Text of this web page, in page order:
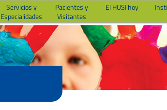
Servicios y
Especialidades
Pacientes y
Visitantes
El HUSI hoy